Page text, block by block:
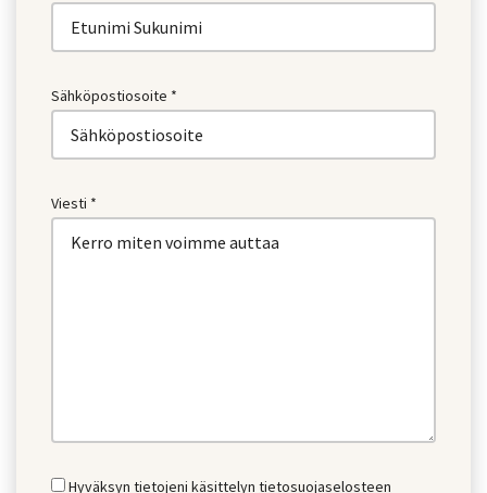
Sähköpostiosoite *
Viesti *
Hyväksyn tietojeni käsittelyn tietosuojaselosteen